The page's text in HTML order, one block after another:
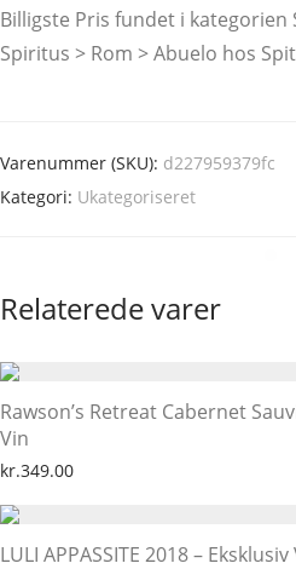
Billigste Pris fundet i kategorien
Spiritus > Rom > Abuelo hos
Varenummer (SKU): d227959379fc
Kategori: Ukategoriseret
Relaterede varer
Rawson’s Retreat Cabernet
Vin
kr.349.00
LULI APPASSITE 2018 –